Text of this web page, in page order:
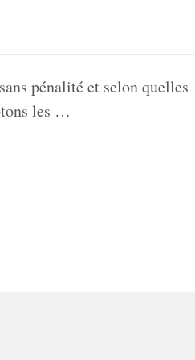
pénalité et selon quelles
les …